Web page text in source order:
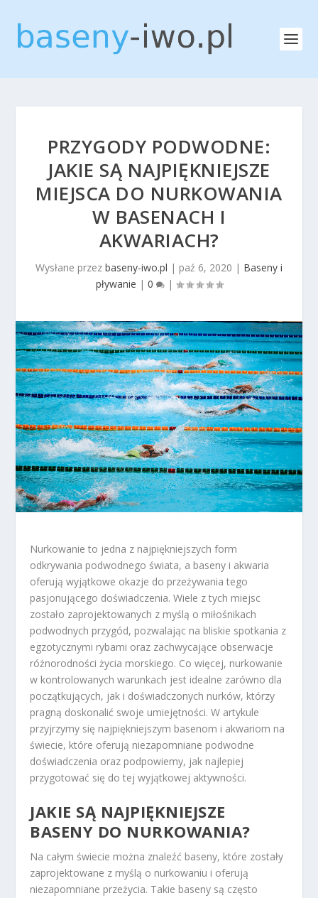
PRZYGODY PODWODNE:
JAKIE SĄ NAJPIĘKNIEJSZE
MIEJSCA DO NURKOWANIA
W BASENACH I
AKWARIACH?
Wysłane przez baseny-iwo.pl | paź 6, 2020 | Baseny i
pływanie | 0 |
Nurkowanie to jedna z najpiękniejszych form
odkrywania podwodnego świata, a baseny i akwaria
oferują wyjątkowe okazje do przeżywania tego
pasjonującego doświadczenia. Wiele z tych miejsc
zostało zaprojektowanych z myślą o miłośnikach
podwodnych przygód, pozwalając na bliskie spotkania z
egzotycznymi rybami oraz zachwycające obserwacje
różnorodności życia morskiego. Co więcej, nurkowanie
w kontrolowanych warunkach jest idealne zarówno dla
początkujących, jak i doświadczonych nurków, którzy
pragną doskonalić swoje umiejętności. W artykule
przyjrzymy się najpiękniejszym basenom i akwariom na
świecie, które oferują niezapomniane podwodne
doświadczenia oraz podpowiemy, jak najlepiej
przygotować się do tej wyjątkowej aktywności.
JAKIE SĄ NAJPIĘKNIEJSZE
BASENY DO NURKOWANIA?
Na całym świecie można znaleźć baseny, które zostały
zaprojektowane z myślą o nurkowaniu i oferują
niezapomniane przeżycia. Takie baseny są często